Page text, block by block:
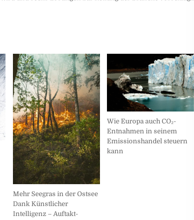
Mehr Seegras in der Ostsee
Dank Künstlicher
Intelligenz – Auftakt-
Wie Europa auch CO₂-
Entnahmen in seinem
Emissionshandel steuern
kann